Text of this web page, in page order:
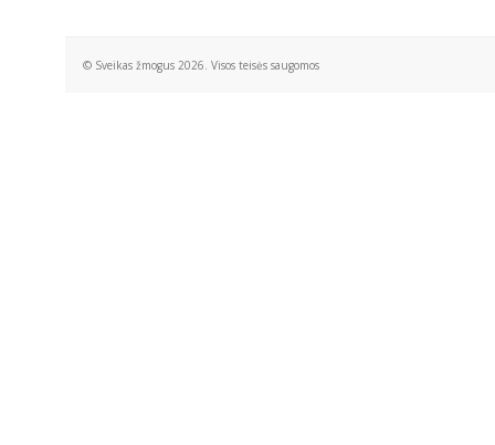
© Sveikas žmogus 2026. Visos teisės saugomos